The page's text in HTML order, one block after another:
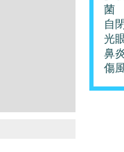
菌
自
光
鼻
傷